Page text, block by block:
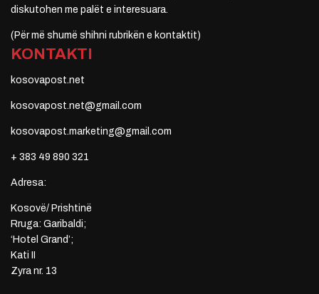
diskutohen me palët e interesuara.
(Për më shumë shihni rubrikën e kontaktit)
KONTAKTI
kosovapost.net
kosovapost.net@gmail.com
kosovapost.marketing@gmail.com
+ 383 49 890 321
Adresa:
Kosovë/ Prishtinë
Rruga: Garibaldi;
‘Hotel Grand’;
Kati II
Zyra nr. 13